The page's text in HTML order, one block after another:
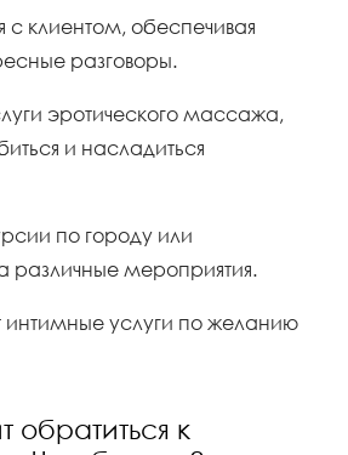
с клиентом, обеспечивая
разговоры.
эротического массажа,
и насладиться
по городу или
различные мероприятия.
интимные услуги по желанию
обратиться к